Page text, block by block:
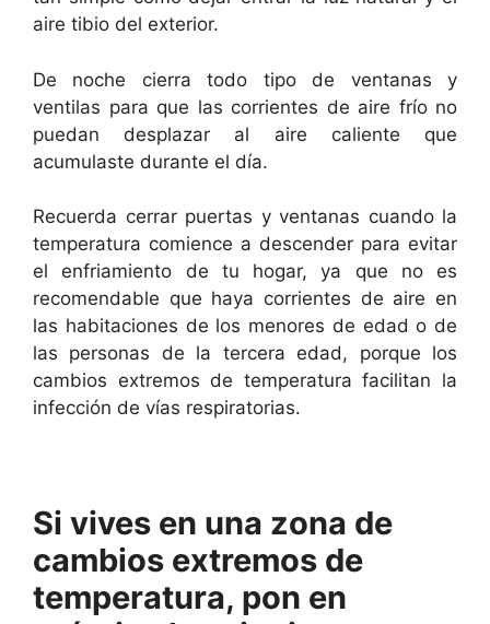
aire tibio del exterior.
De noche cierra todo tipo de ventanas y
ventilas para que las corrientes de aire frío no
puedan desplazar al aire caliente que
acumulaste durante el día.
Recuerda cerrar puertas y ventanas cuando la
temperatura comience a descender para evitar
el enfriamiento de tu hogar, ya que no es
recomendable que haya corrientes de aire en
las habitaciones de los menores de edad o de
las personas de la tercera edad, porque los
cambios extremos de temperatura facilitan la
infección de vías respiratorias.
Si vives en una zona de
cambios extremos de
temperatura, pon en